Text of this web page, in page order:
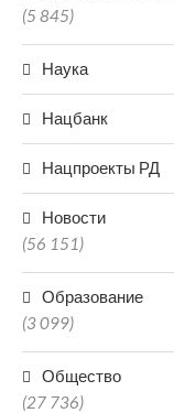
(5 845)
Наука
Нацбанк
Нацпроекты РД
Новости
(56 151)
Образование
(3 099)
Общество
(27 736)